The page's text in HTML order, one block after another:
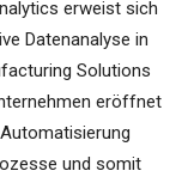
erweist sich
Datenanalyse in
Solutions
eröffnet
und somit